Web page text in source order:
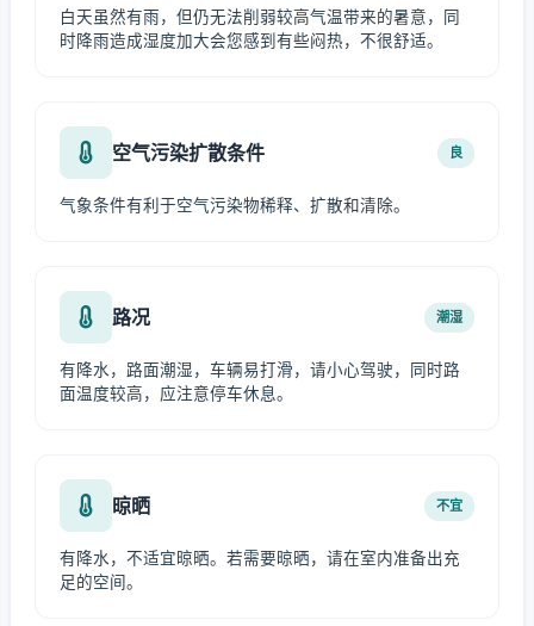
白天虽然有雨，但仍无法削弱较高气温带来的暑意，同
时降雨造成湿度加大会您感到有些闷热，不很舒适。
空气污染扩散条件 良
气象条件有利于空气污染物稀释、扩散和清除。
路况 潮湿
有降水，路面潮湿，车辆易打滑，请小心驾驶，同时路
面温度较高，应注意停车休息。
晾晒 不宜
有降水，不适宜晾晒。若需要晾晒，请在室内准备出充
足的空间。